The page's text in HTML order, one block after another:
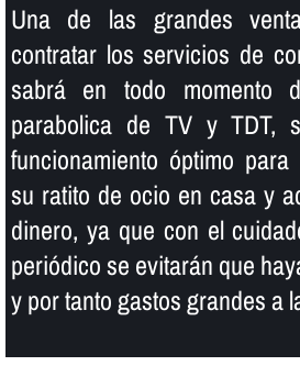
Una de las grandes
contratar los servicios de
sabrá en todo momento
parabolica de TV y TDT,
funcionamiento óptimo
su ratito de ocio en casa y
dinero, ya que con el
periódico se evitarán que
y por tanto gastos grandes a